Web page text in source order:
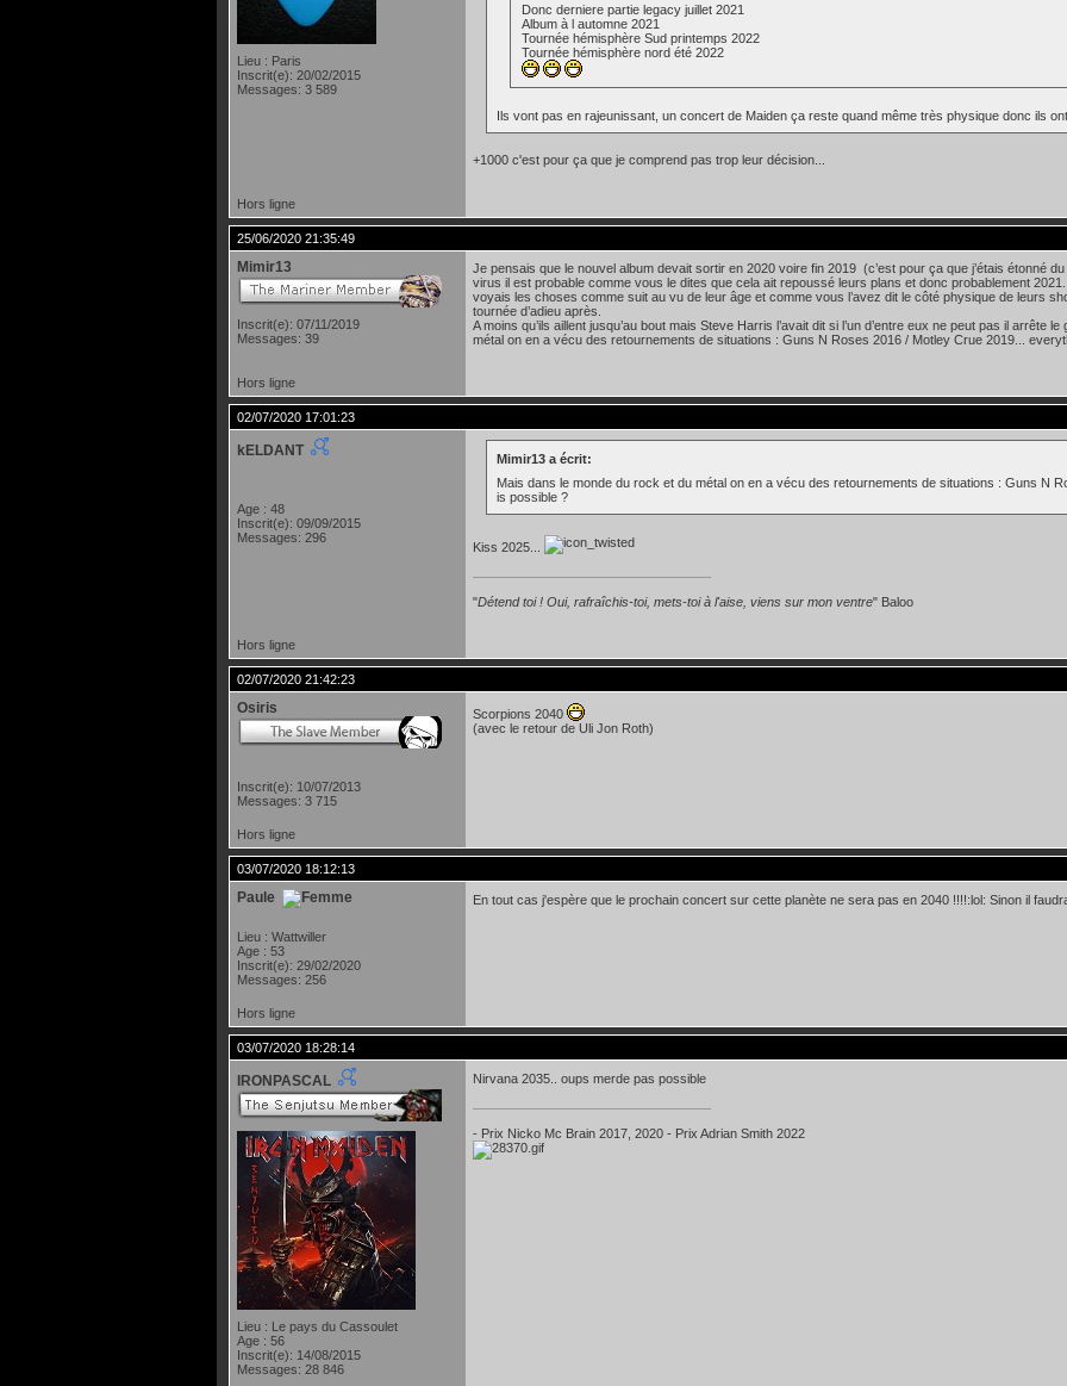
Lieu : Paris
Inscrit(e): 20/02/2015
Messages: 3 589
Donc derniere partie legacy juillet 2021
Album à l automne 2021
Tournée hémisphère Sud printemps 2022
Tournée hémisphère nord été 2022
Ils vont pas en rajeunissant, un concert de Maiden ça reste quand même très physique donc ils
+1000 c'est pour ça que je comprend pas trop leur décision...
Hors ligne
25/06/2020 21:35:49
Mimir13
Inscrit(e): 07/11/2019
Messages: 39
Je pensais que le nouvel album devait sortir en 2020 voire fin 2019 (c’est pour ça que j’étais étonné
virus il est probable comme vous le dites que cela ait repoussé leurs plans et donc probablement
voyais les choses comme suit au vu de leur âge et comme vous l’avez dit le côté physique de leurs
tournée d’adieu après.
A moins qu’ils aillent jusqu’au bout mais Steve Harris l’avait dit si l’un d’entre eux ne peut pas il arrête
métal on en a vécu des retournements de situations : Guns N Roses 2016 / Motley Crue 2019...
Hors ligne
02/07/2020 17:01:23
kELDANT
Age : 48
Inscrit(e): 09/09/2015
Messages: 296
Mimir13 a écrit:
Mais dans le monde du rock et du métal on en a vécu des retournements de situations : Guns N
is possible ?
Kiss 2025...
"Détend toi ! Oui, rafraîchis-toi, mets-toi à l'aise, viens sur mon ventre" Baloo
Hors ligne
02/07/2020 21:42:23
Osiris
Inscrit(e): 10/07/2013
Messages: 3 715
Scorpions 2040
(avec le retour de Uli Jon Roth)
Hors ligne
03/07/2020 18:12:13
Paule
Lieu : Wattwiller
Age : 53
Inscrit(e): 29/02/2020
Messages: 256
En tout cas j'espère que le prochain concert sur cette planète ne sera pas en 2040 !!!!:lol: Sinon il
Hors ligne
03/07/2020 18:28:14
IRONPASCAL
Lieu : Le pays du Cassoulet
Age : 56
Inscrit(e): 14/08/2015
Messages: 28 846
Nirvana 2035.. oups merde pas possible
- Prix Nicko Mc Brain 2017, 2020 - Prix Adrian Smith 2022